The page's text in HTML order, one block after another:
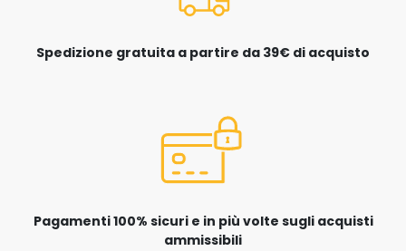
Spedizione gratuita a partire da 39€ di acquisto
Pagamenti 100% sicuri e in più volte sugli acquisti
ammissibili